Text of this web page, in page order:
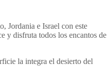
Jordania e Israel con este
y disfruta todos los encantos de
la integra el desierto del